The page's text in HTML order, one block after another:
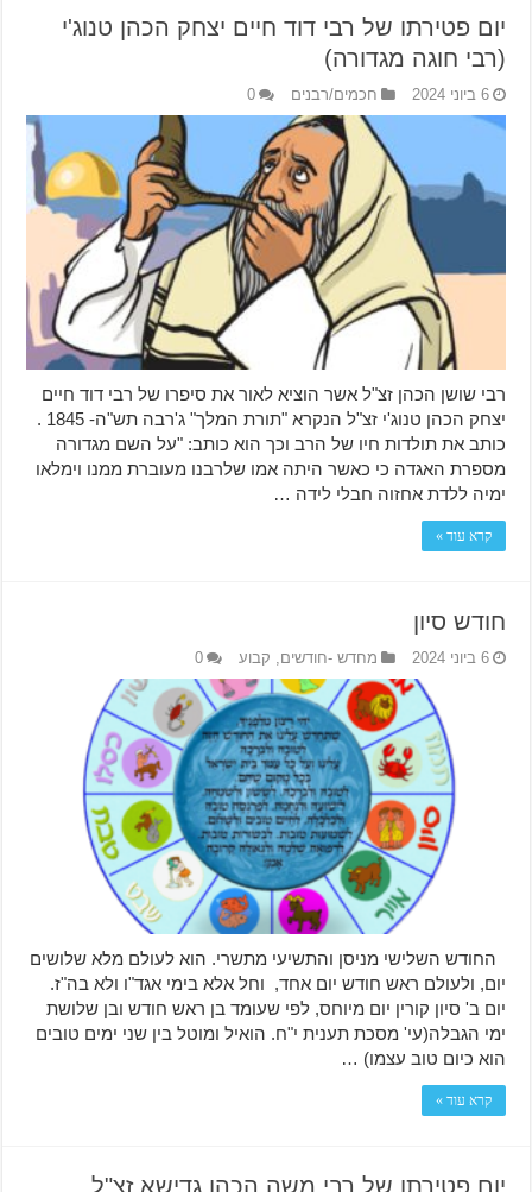
יום פטירתו של רבי דוד חיים יצחק הכהן טנוג'י
(רבי חוגה מגדורה)
6 ביוני 2024 חכמים/רבנים 0
רבי שושן הכהן זצ"ל אשר הוציא לאור את סיפרו של רבי דוד חיים
יצחק הכהן טנוג'י זצ"ל הנקרא "תורת המלך" ג'רבה תש"ה- 1845 .
כותב את תולדות חיו של הרב וכך הוא כותב: "על השם מגדורה
מספרת האגדה כי כאשר היתה אמו שלרבנו מעוברת ממנו וימלאו
ימיה ללדת אחזוה חבלי לידה …
קרא עוד »
חודש סיון
6 ביוני 2024 מחדש -חודשים, קבוע 0
החודש השלישי מניסן והתשיעי מתשרי. הוא לעולם מלא שלושים
יום, ולעולם ראש חודש יום אחד, וחל אלא בימי אגד"ו ולא בה"ז.
יום ב' סיון קורין יום מיוחס, לפי שעומד בן ראש חודש ובן שלושת
ימי הגבלה(עי' מסכת תענית י"ח. הואיל ומוטל בין שני ימים טובים
הוא כיום טוב עצמו) …
קרא עוד »
יום פטירתו של רבי משה הכהן גדישא זצ"ל